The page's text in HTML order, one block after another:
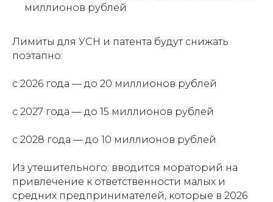
миллионов рублей
Лимиты для УСН и патента будут снижать
поэтапно:
с 2026 года — до 20 миллионов рублей
с 2027 года — до 15 миллионов рублей
с 2028 года — до 10 миллионов рублей
Из утешительного: вводится мораторий на
привлечение к ответственности малых и
средних предпринимателей, которые в 2026